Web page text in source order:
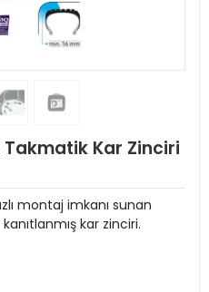
Takmatik Kar Zinciri
montaj imkanı sunan
kar zinciri.